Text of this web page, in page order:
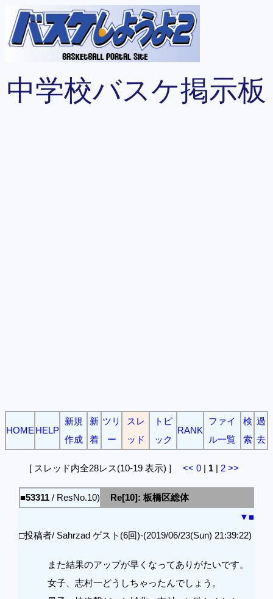
中学校バスケ掲示板
HOME HELP
新規
作成
新
着
ツリ
ー
スレ
ッド
トピ
ック
RANK
ファイ
ル一覧
検
索
過
去
[ スレッド内全28レス(10-19 表示) ] << 0 | 1 | 2 >>
■53311 / ResNo.10)
Re[10]: 板橋区総体
▼■
□投稿者/ Sahrzad ゲスト(6回)-(2019/06/23(Sun) 21:39:22)
また結果のアップが早くなってありがたいです。
女子、志村一どうしちゃったんでしょう。